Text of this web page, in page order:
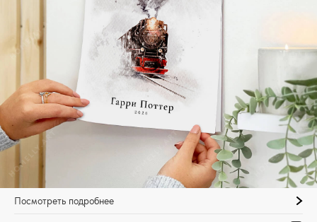
Посмотреть подробнее